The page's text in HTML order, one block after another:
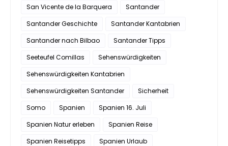
San Vicente de la Barquera
Santander
Santander Geschichte
Santander Kantabrien
Santander nach Bilbao
Santander Tipps
Seeteufel Comillas
Sehenswürdigkeiten
Sehenswürdigkeiten Kantabrien
Sehenswürdigkeiten Santander
Sicherheit
Somo
Spanien
Spanien 16. Juli
Spanien Natur erleben
Spanien Reise
Spanien Reisetipps
Spanien Urlaub